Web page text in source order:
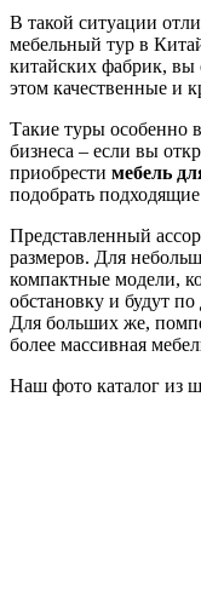
В такой ситуации
мебельный тур в
китайских фабрик, вы
этом качественные и
Такие туры особенно
бизнеса – если вы
приобрести мебель
подобрать
Представленный
размеров. Для
компактные модели,
обстановку и будут
Для больших же,
более массивная
Наш фото каталог из